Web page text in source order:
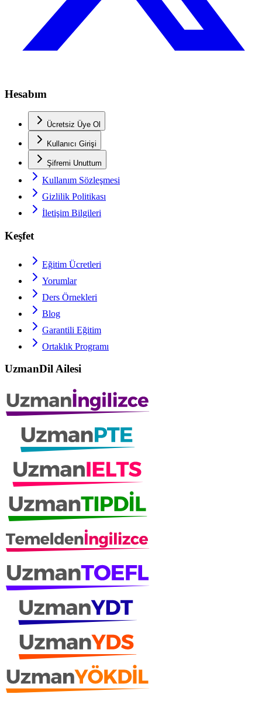
Hesabım
Ücretsiz Üye Ol
Kullanıcı Girişi
Şifremi Unuttum
Kullanım Sözleşmesi
Gizlilik Politikası
İletişim Bilgileri
Keşfet
Eğitim Ücretleri
Yorumlar
Ders Örnekleri
Blog
Garantili Eğitim
Ortaklık Programı
UzmanDil Ailesi